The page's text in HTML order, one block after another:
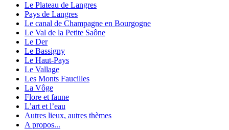
Le Plateau de Langres
Pays de Langres
Le canal de Champagne en Bourgogne
Le Val de la Petite Saône
Le Der
Le Bassigny
Le Haut-Pays
Le Vallage
Les Monts Faucilles
La Vôge
Flore et faune
L’art et l’eau
Autres lieux, autres thèmes
A propos...